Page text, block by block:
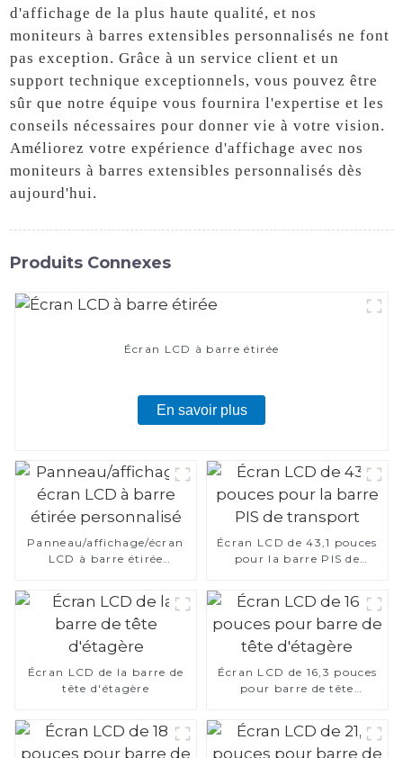
d'affichage de la plus haute qualité, et nos
moniteurs à barres extensibles personnalisés ne font
pas exception. Grâce à un service client et un
support technique exceptionnels, vous pouvez être
sûr que notre équipe vous fournira l'expertise et les
conseils nécessaires pour donner vie à votre vision.
Améliorez votre expérience d'affichage avec nos
moniteurs à barres extensibles personnalisés dès
aujourd'hui.
Produits Connexes
Écran LCD à barre étirée
En savoir plus
Panneau/affichage/écran
LCD à barre étirée
Écran LCD de 43,1 pouces
pour la barre PIS de
Écran LCD de la barre de
tête d'étagère
Écran LCD de 16,3 pouces
pour barre de tête